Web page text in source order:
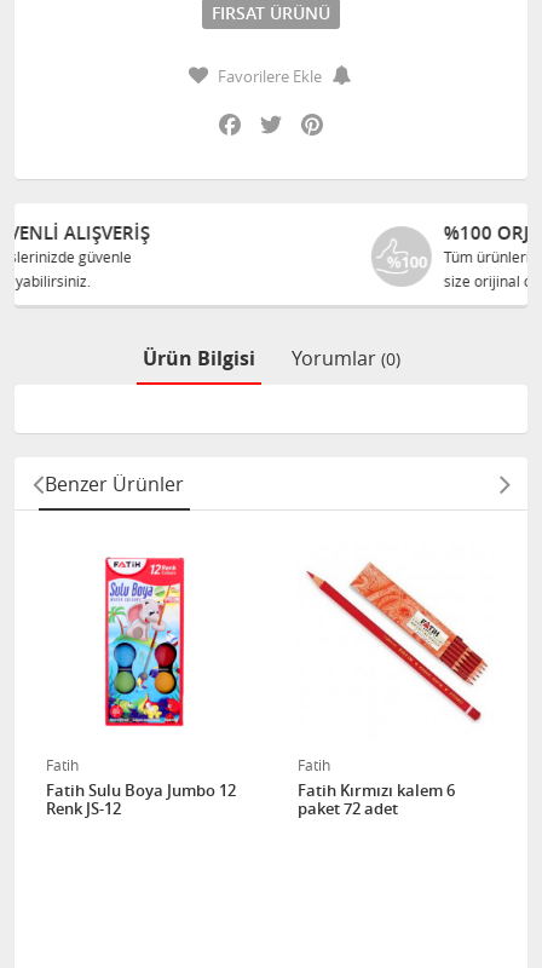
FIRSAT ÜRÜNÜ
Favorilere Ekle
Facebook
Twitter
%100 ORJINAL ÜRÜNLER
Tüm ürünlerimiz ilgili üreticiden
size orijinal olarak satılır.
Ürün Bilgisi Yorumlar (0)
Benzer Ürünler
Fatih
Fatih Sulu Boya Jumbo 12
Renk JS-12
Fatih
Fatih Kırmızı kalem 6
paket 72 adet